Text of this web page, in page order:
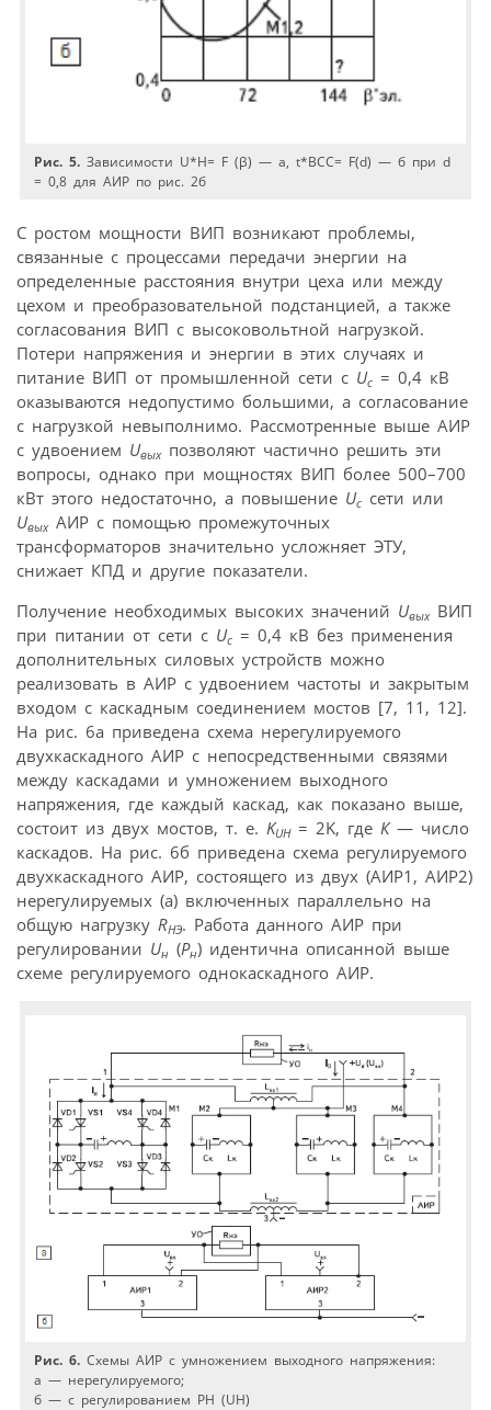
Рис. 5. Зависимости U*Н= F (β) — а, t*ВСС= F(d) — б при d
= 0,8 для АИР по рис. 2б
С ростом мощности ВИП возникают проблемы,
связанные с процессами передачи энергии на
определенные расстояния внутри цеха или между
цехом и преобразовательной подстанцией, а также
согласования ВИП с высоковольтной нагрузкой.
Потери напряжения и энергии в этих случаях и
питание ВИП от промышленной сети с Uc = 0,4 кВ
оказываются недопустимо большими, а согласование
с нагрузкой невыполнимо. Рассмотренные выше АИР
с удвоением Uвыхпозволяют частично решить эти
вопросы, однако при мощностях ВИП более 500–700
кВт этого недостаточно, а повышение Uс сети или
UвыхАИР с помощью промежуточных
трансформаторов значительно усложняет ЭТУ,
снижает КПД и другие показатели.
Получение необходимых высоких значений UвыхВИП
при питании от сети с Uс = 0,4 кВ без применения
дополнительных силовых устройств можно
реализовать в АИР с удвоением частоты и закрытым
входом с каскадным соединением мостов [7, 11, 12].
На рис. 6а приведена схема нерегулируемого
двухкаскадного АИР с непосредственными связями
между каскадами и умножением выходного
напряжения, где каждый каскад, как показано выше,
состоит из двух мостов, т. е. KUН= 2K, где К— число
каскадов. На рис. 6б приведена схема регулируемого
двухкаскадного АИР, состоящего из двух (АИР1, АИР2)
нерегулируемых (а) включенных параллельно на
общую нагрузку RНЭ. Работа данного АИР при
регулировании Uн (Pн) идентична описанной выше
схеме регулируемого однокаскадного АИР.
Рис. 6. Схемы АИР с умножением выходного напряжения:
а — нерегулируемого;
б — с регулированием PН (UН)